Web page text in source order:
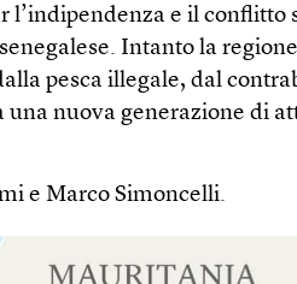
l’indipendenza e il conflitto
Intanto la
pesca illegale, dal
nuova generazione di
e Marco Simoncelli.